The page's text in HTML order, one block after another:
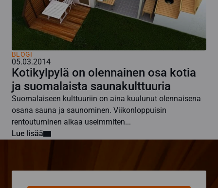
BLOGI
05.03.2014
Kotikylpylä on olennainen osa kotia
ja suomalaista saunakulttuuria
Suomalaiseen kulttuuriin on aina kuulunut olennaisena
osana sauna ja saunominen. Viikonloppuisin
rentoutuminen alkaa useimmiten...
Lue lisää